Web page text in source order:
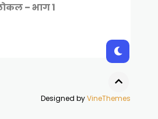
– भाग 1
Designed byVineThemes